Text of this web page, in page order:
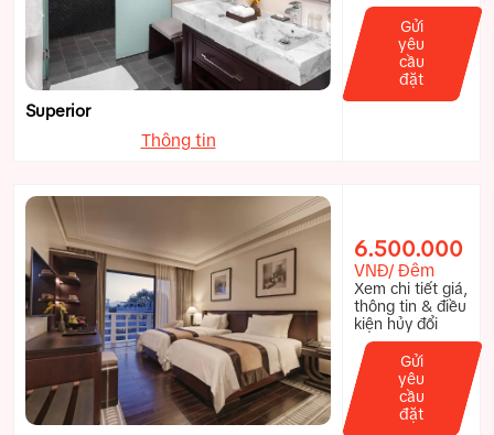
Superior
Thông tin
Gửi
yêu
cầu
đặt
6.500.000
VNĐ/ Đêm
Xem chi tiết giá,
thông tin & điều
kiện hủy đổi
Gửi
yêu
cầu
đặt